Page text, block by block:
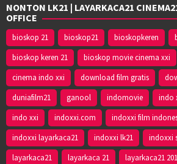
NONTON LK21 | LAYARKACA21
OFFICE
bioskop 21 bioskop21 bioskopkeren
bioskop keren 21
bioskop movie cinema xxi
cinema indo xxi
download film gratis
duniafilm21
ganool indomovie indo
indo xxi
indoxxi.com indoxxi film
indoxxi layarkaca21
indoxxi lk21 indoxxi
layarkaca21
layarkaca 21
layarkaca21